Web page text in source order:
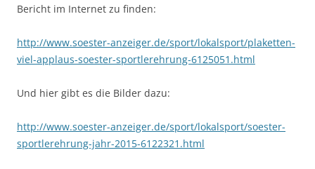
Bericht im Internet zu finden:
http://www.soester-anzeiger.de/sport/lokalsport/plaketten-
viel-applaus-soester-sportlerehrung-6125051.html
Und hier gibt es die Bilder dazu:
http://www.soester-anzeiger.de/sport/lokalsport/soester-
sportlerehrung-jahr-2015-6122321.html